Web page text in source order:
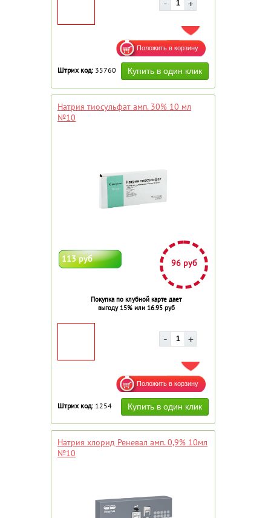
ДОБАВИТЬ В ИЗБРАННОЕ
Штрих код: 35760
Натрия тиосульфат амп. 30% 10 мл
№10
113 руб 96 руб
Покупка по клубной карте дает
выгоду 15% или 16.95 руб
ДОБАВИТЬ В ИЗБРАННОЕ
Штрих код: 1254
Натрия хлорид Реневал амп. 0,9% 10мл
№10